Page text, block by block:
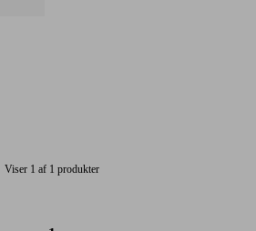
Viser 1 af 1 produkter